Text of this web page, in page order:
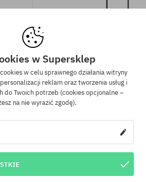
od
Gwarancja
Mamy najlepsze ceny, ale jeśli
znaleźć dokładnie ten sam
sklepie, w niższej cenie -
również obniżymy jego
w Supersklep
w celu sprawnego działania witryny
reklam oraz tworzenia usług i
do Twoich potrzeb (cookies opcjonalne –
na nie wyrazić zgodę).